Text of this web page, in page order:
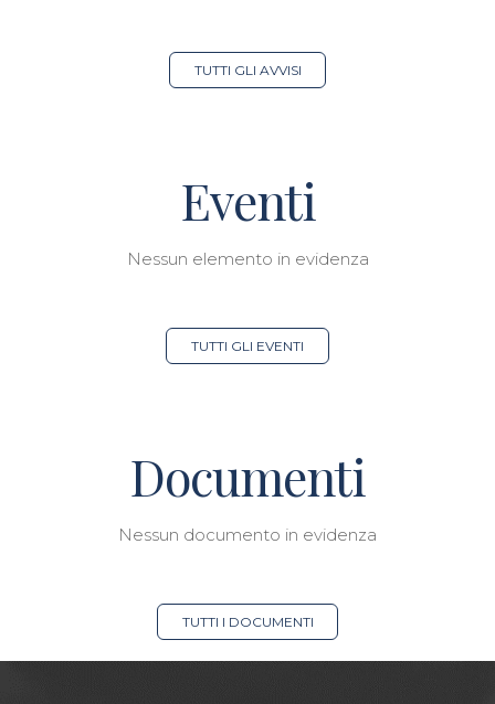
TUTTI GLI AVVISI
Eventi
Nessun elemento in evidenza
TUTTI GLI EVENTI
Documenti
Nessun documento in evidenza
TUTTI I DOCUMENTI